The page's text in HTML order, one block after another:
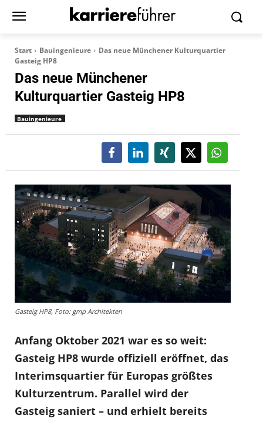
Start Bauingenieure
Das neue Münchener Kulturquartier
Gasteig HP8
Das neue Münchener
Kulturquartier Gasteig HP8
Bauingenieure
Gasteig HP8, Foto: gmp Architekten
Anfang Oktober 2021 war es so weit:
Gasteig HP8 wurde offiziell eröffnet, das
Interimsquartier für Europas größtes
Kulturzentrum. Parallel wird der
Gasteig saniert – und erhielt bereits